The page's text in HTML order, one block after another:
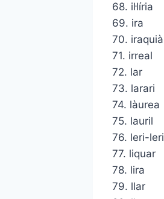
68. il·líria
69. ira
70. iraquià
71. irreal
72. lar
73. larari
74. làurea
75. lauril
76. leri-leri
77. liquar
78. lira
79. llar